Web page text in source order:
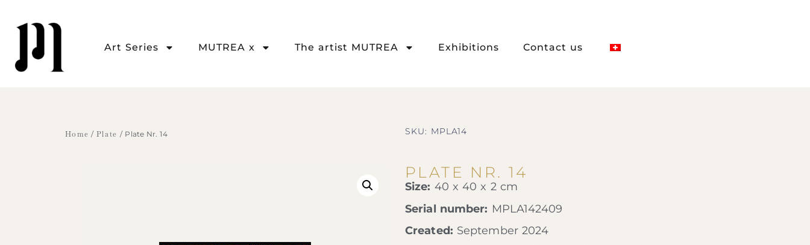
Art Series MUTREA x The artist MUTREA Exhibitions Contact us
Home / Plate / Plate Nr. 14 SKU: MPLA14
PLATE NR. 14
Size: 40 x 40 x 2 cm
Serial number: MPLA142409
Created: September 2024